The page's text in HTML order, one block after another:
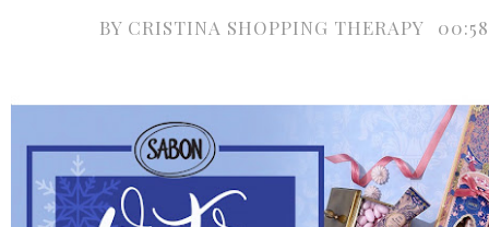
BY CRISTINA SHOPPING THERAPY